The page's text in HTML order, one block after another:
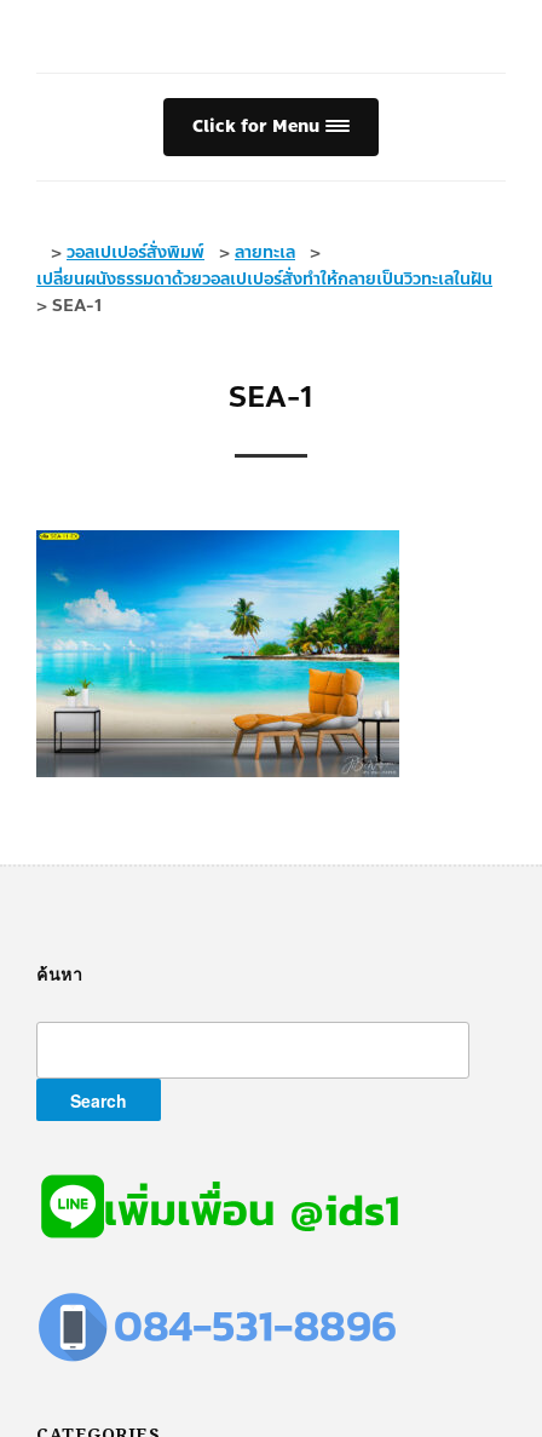
Click for Menu
>วอลเปเปอร์สั่งพิมพ์ >ลายทะเล >
เปลี่ยนผนังธรรมดาด้วยวอลเปเปอร์สั่งทำให้กลายเป็นวิวทะเลในฝัน
>SEA-1
SEA-1
ค้นหา